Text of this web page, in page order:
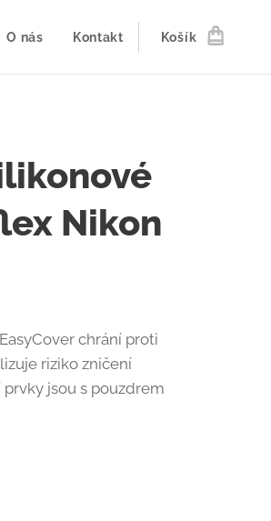
O nás Kontakt Košík
Nikon
chrání proti
riziko zničení
jsou s pouzdrem